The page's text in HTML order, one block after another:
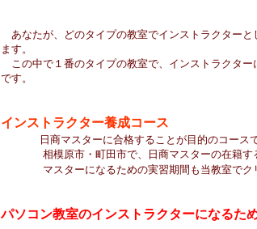
あなたが、どのタイプの教室でインストラクターと
ます。
この中で１番のタイプの教室で、インストラクタ
です。
インストラクター養成コース
日商マスターに合格することが目的のコース
相模原市・町田市で、日商マスターの在籍する
マスターになるための実習期間も当教室でクリ
パソコン教室のインストラクターになるた